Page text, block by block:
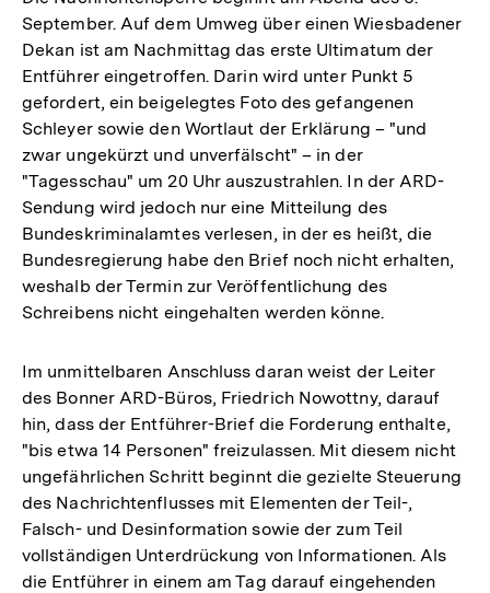
September. Auf dem Umweg über einen Wiesbadener
Dekan ist am Nachmittag das erste Ultimatum der
Entführer eingetroffen. Darin wird unter Punkt 5
gefordert, ein beigelegtes Foto des gefangenen
Schleyer sowie den Wortlaut der Erklärung – "und
zwar ungekürzt und unverfälscht" – in der
"Tagesschau" um 20 Uhr auszustrahlen. In der ARD-
Sendung wird jedoch nur eine Mitteilung des
Bundeskriminalamtes verlesen, in der es heißt, die
Bundesregierung habe den Brief noch nicht erhalten,
weshalb der Termin zur Veröffentlichung des
Schreibens nicht eingehalten werden könne.
Im unmittelbaren Anschluss daran weist der Leiter
des Bonner ARD-Büros, Friedrich Nowottny, darauf
hin, dass der Entführer-Brief die Forderung enthalte,
"bis etwa 14 Personen" freizulassen. Mit diesem nicht
ungefährlichen Schritt beginnt die gezielte Steuerung
des Nachrichtenflusses mit Elementen der Teil-,
Falsch- und Desinformation sowie der zum Teil
vollständigen Unterdrückung von Informationen. Als
die Entführer in einem am Tag darauf eingehenden